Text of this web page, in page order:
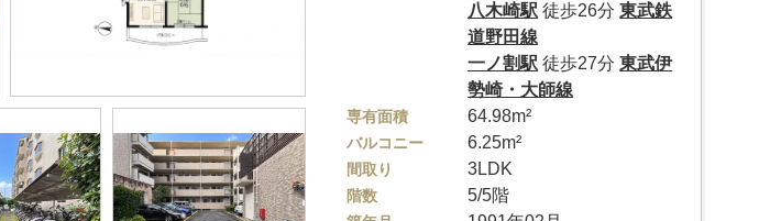
八木崎駅 徒歩26分東武鉄
道野田線
一ノ割駅 徒歩27分東武伊
勢崎・大師線
専有面積 64.98m²
バルコニー 6.25m²
間取り 3LDK
階数 5/5階